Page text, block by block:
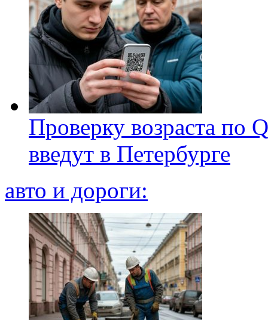
Проверку возраста по
введут в Петербурге
авто и дороги: